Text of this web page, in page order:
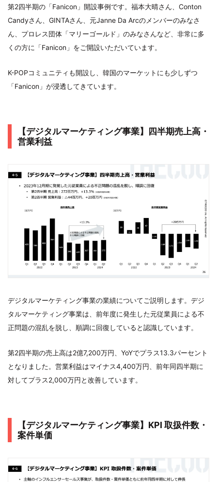
第2四半期の「Fanicon」開設事例です。福本大晴さん、Conton
Candyさん、GINTAさん、元Janne Da Arcのメンバーのみなさ
ん、プロレス団体「マリーゴールド」のみなさんなど、非常に多
くの方に「Fanicon」をご開設いただいています。
K-POPコミュニティも開設し、韓国のマーケットにも少しずつ
「Fanicon」が浸透してきています。
【デジタルマーケティング事業】四半期売上高・
営業利益
デジタルマーケティング事業の業績についてご説明します。デジ
タルマーケティング事業は、前年度に発生した元従業員による不
正問題の混乱を脱し、順調に回復していると認識しています。
第2四半期の売上高は2億7,200万円、YoYでプラス13.3パーセント
となりました。営業利益はマイナス4,400万円、前年同四半期に
対してプラス2,000万円と改善しています。
【デジタルマーケティング事業】KPI 取扱件数・
案件単価